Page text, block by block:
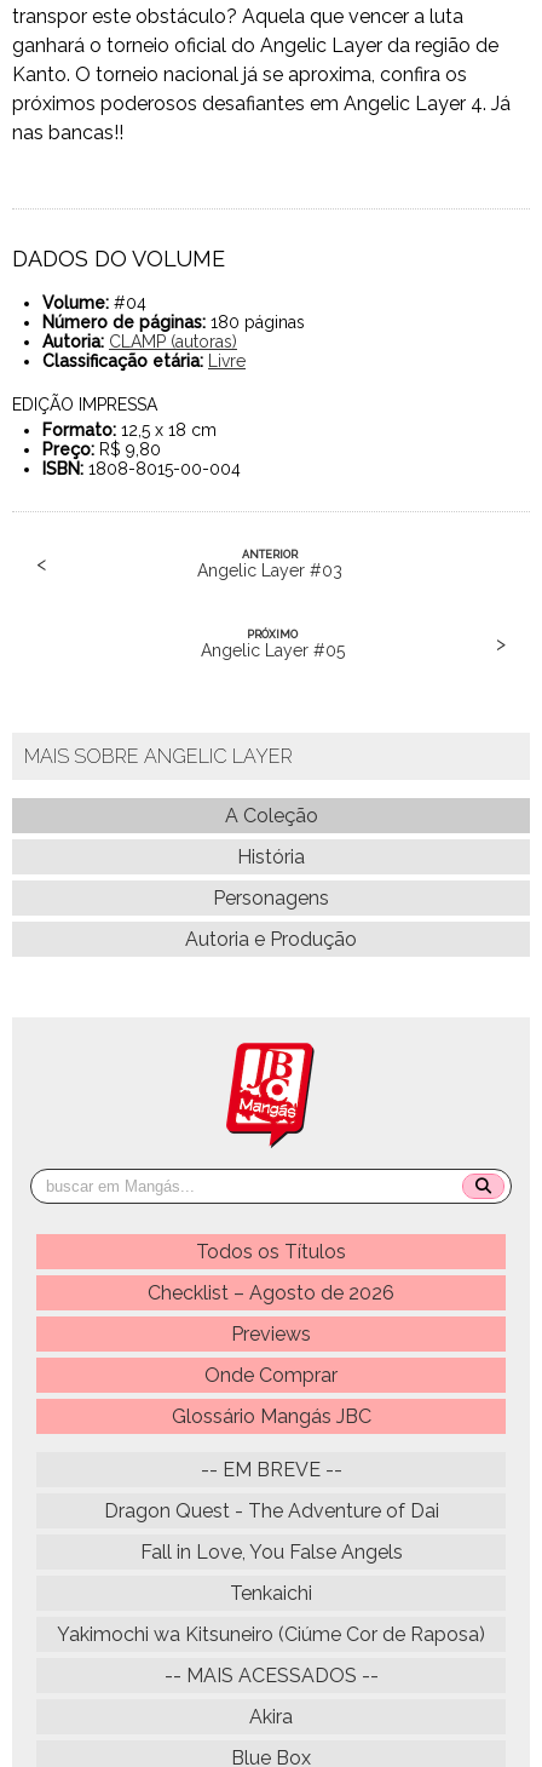
transpor este obstáculo? Aquela que vencer a luta
ganhará o torneio oficial do Angelic Layer da região de
Kanto. O torneio nacional já se aproxima, confira os
próximos poderosos desafiantes em Angelic Layer 4. Já
nas bancas!!
DADOS DO VOLUME
Volume: #04
Número de páginas: 180 páginas
Autoria: CLAMP (autoras)
Classificação etária:
Livre
EDIÇÃO IMPRESSA
Formato: 12,5 x 18 cm
Preço: R$ 9,80
ISBN: 1808-8015-00-004
< ANTERIOR
Angelic Layer #03
PRÓXIMO
Angelic Layer #05 >
MAIS SOBRE ANGELIC LAYER
A Coleção
História
Personagens
Autoria e Produção
Todos os Títulos
Checklist – Agosto de 2026
Previews
Onde Comprar
Glossário Mangás JBC
-- EM BREVE --
Dragon Quest - The Adventure of Dai
Fall in Love, You False Angels
Tenkaichi
Yakimochi wa Kitsuneiro (Ciúme Cor de Raposa)
-- MAIS ACESSADOS --
Akira
Blue Box